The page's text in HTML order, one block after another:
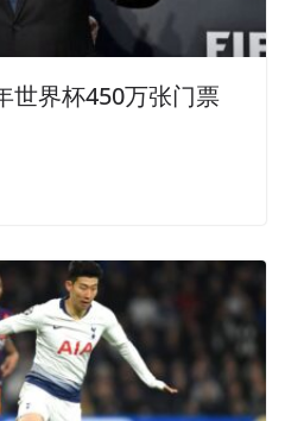
世界杯450万张门票